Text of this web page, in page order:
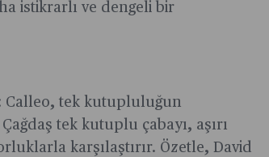
istikrarlı ve dengeli bir
Calleo, tek kutupluluğun
tek kutuplu çabayı, aşırı
karşılaştırır. Özetle, David